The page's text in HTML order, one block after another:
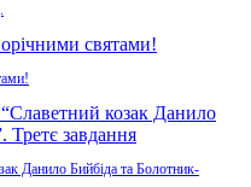
Данило Бийбіда та Болотник-